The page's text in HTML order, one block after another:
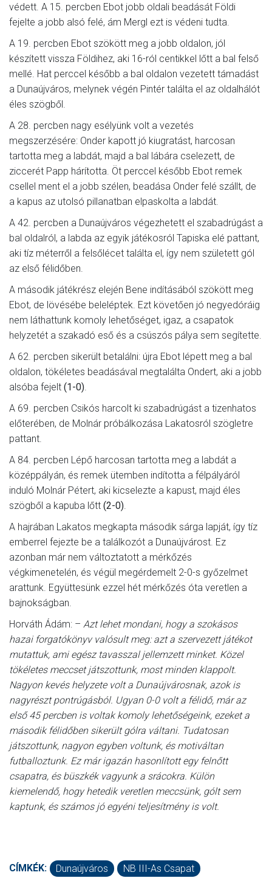
védett. A 15. percben Ebot jobb oldali beadását Földi
fejelte a jobb alsó felé, ám Mergl ezt is védeni tudta.
A 19. percben Ebot szökött meg a jobb oldalon, jól
készített vissza Földihez, aki 16-ról centikkel lőtt a bal felső
mellé. Hat perccel később a bal oldalon vezetett támadást
a Dunaújváros, melynek végén Pintér találta el az oldalhálót
éles szögből.
A 28. percben nagy esélyünk volt a vezetés
megszerzésére: Onder kapott jó kiugratást, harcosan
tartotta meg a labdát, majd a bal lábára cselezett, de
ziccerét Papp hárította. Öt perccel később Ebot remek
csellel ment el a jobb szélen, beadása Onder felé szállt, de
a kapus az utolsó pillanatban elpaskolta a labdát.
A 42. percben a Dunaújváros végezhetett el szabadrúgást a
bal oldalról, a labda az egyik játékosról Tapiska elé pattant,
aki tíz méterről a felsőlécet találta el, így nem született gól
az első félidőben.
A második játékrész elején Bene indításából szökött meg
Ebot, de lövésébe beleléptek. Ezt követően jó negyedóráig
nem láthattunk komoly lehetőséget, igaz, a csapatok
helyzetét a szakadó eső és a csúszós pálya sem segítette.
A 62. percben sikerült betalálni: újra Ebot lépett meg a bal
oldalon, tökéletes beadásával megtalálta Ondert, aki a jobb
alsóba fejelt (1-0)
A 69. percben Csikós harcolt ki szabadrúgást a tizenhatos
előterében, de Molnár próbálkozása Lakatosról szögletre
pattant.
A 84. percben Lépő harcosan tartotta meg a labdát a
középpályán, és remek ütemben indította a félpályáról
induló Molnár Pétert, aki kicselezte a kapust, majd éles
szögből a kapuba lőtt (2-0)
A hajrában Lakatos megkapta második sárga lapját, így tíz
emberrel fejezte be a találkozót a Dunaújvárost. Ez
azonban már nem változtatott a mérkőzés
végkimenetelén, és végül megérdemelt 2-0-s győzelmet
arattunk. Együttesünk ezzel hét mérkőzés óta veretlen a
bajnokságban.
Horváth Ádám: – Azt lehet mondani, hogy a szokásos
hazai forgatókönyv valósult meg: azt a szervezett játékot
mutattuk, ami egész tavasszal jellemzett minket. Közel
tökéletes meccset játszottunk, most minden klappolt.
Nagyon kevés helyzete volt a Dunaújvárosnak, azok is
nagyrészt pontrúgásból. Ugyan 0-0 volt a félidő, már az
első 45 percben is voltak komoly lehetőségeink, ezeket a
második félidőben sikerült gólra váltani. Tudatosan
játszottunk, nagyon egyben voltunk, és motiváltan
futballoztunk. Ez már igazán hasonlított egy felnőtt
csapatra, és büszkék vagyunk a srácokra. Külön
kiemelendő, hogy hetedik veretlen meccsünk, gólt sem
kaptunk, és számos jó egyéni teljesítmény is volt.
CÍMKÉK: Dunaújváros NB III-As Csapat